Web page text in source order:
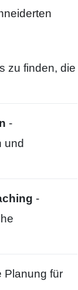
zu finden, die
-
und
-
Planung für